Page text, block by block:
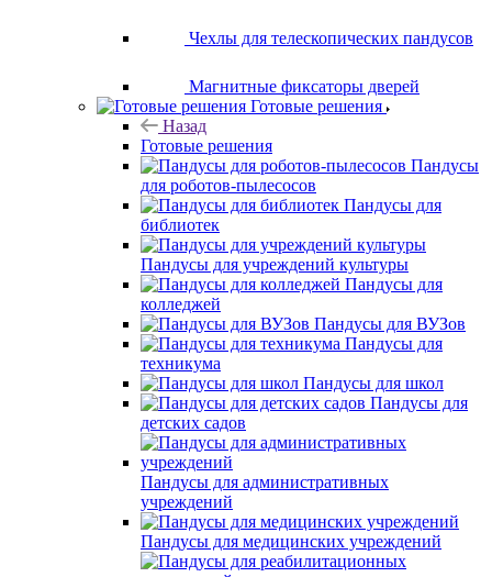
Чехлы для телескопических пандусов
Магнитные фиксаторы дверей
Готовые решения
Назад
Готовые решения
Пандусы
для роботов-пылесосов
Пандусы для
библиотек
Пандусы для учреждений культуры
Пандусы для
колледжей
Пандусы для ВУЗов
Пандусы для
техникума
Пандусы для школ
Пандусы для
детских садов
Пандусы для административных
учреждений
Пандусы для медицинских учреждений